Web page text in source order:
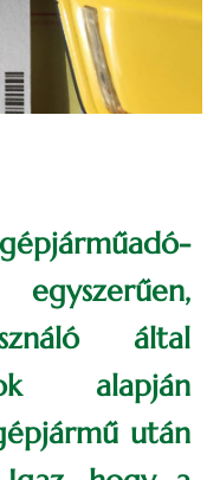
által
alapján
után